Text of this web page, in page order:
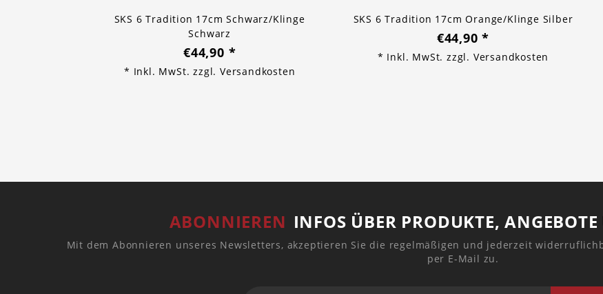
SKS 6 Tradition 17cm Schwarz/Klinge
Schwarz
€44,90 *
* Inkl. MwSt. zzgl. Versandkosten
SKS 6 Tradition 17cm Orange/Klinge Silber
€44,90*
* Inkl. MwSt. zzgl. Versandkosten
ABONNIEREN INFOS ÜBER PRODUKTE,
Mit dem Abonnieren unseres Newsletters, akzeptieren Sie die regelmäßigen und jederzeit
per E-Mail zu.